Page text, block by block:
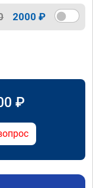
2000 ₽
₽